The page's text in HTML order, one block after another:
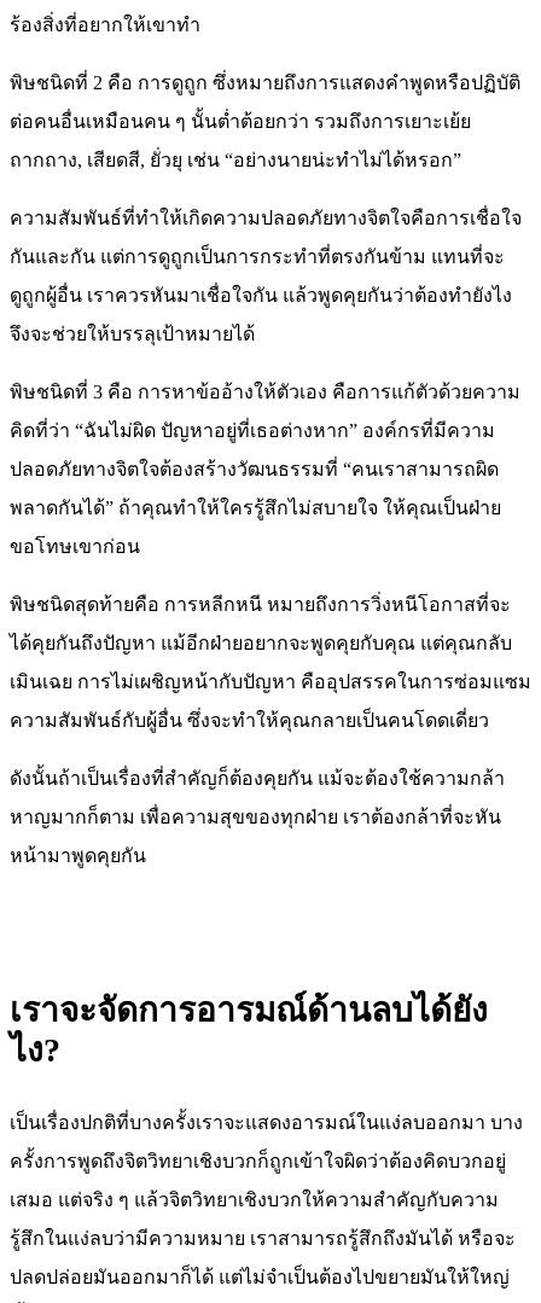
ร้องสิ่งที่อยากให้เขาทำ
พิษชนิดที่ 2 คือ การดูถูก ซึ่งหมายถึงการแสดงคำพูดหรือปฏิบัติ
ต่อคนอื่นเหมือนคน ๆ นั้นต่ำต้อยกว่า รวมถึงการเยาะเย้ย
ถากถาง, เสียดสี, ยั่วยุ เช่น “อย่างนายน่ะทำไม่ได้หรอก”
ความสัมพันธ์ที่ทำให้เกิดความปลอดภัยทางจิตใจคือการเชื่อใจ
กันและกัน แต่การดูถูกเป็นการกระทำที่ตรงกันข้าม แทนที่จะ
ดูถูกผู้อื่น เราควรหันมาเชื่อใจกัน แล้วพูดคุยกันว่าต้องทำยังไง
จึงจะช่วยให้บรรลุเป้าหมายได้
พิษชนิดที่ 3 คือ การหาข้ออ้างให้ตัวเอง คือการแก้ตัวด้วยความ
คิดที่ว่า “ฉันไม่ผิด ปัญหาอยู่ที่เธอต่างหาก” องค์กรที่มีความ
ปลอดภัยทางจิตใจต้องสร้างวัฒนธรรมที่ “คนเราสามารถผิด
พลาดกันได้” ถ้าคุณทำให้ใครรู้สึกไม่สบายใจ ให้คุณเป็นฝ่าย
ขอโทษเขาก่อน
พิษชนิดสุดท้ายคือ การหลีกหนี หมายถึงการวิ่งหนีโอกาสที่จะ
ได้คุยกันถึงปัญหา แม้อีกฝ่ายอยากจะพูดคุยกับคุณ แต่คุณกลับ
เมินเฉย การไม่เผชิญหน้ากับปัญหา คืออุปสรรคในการซ่อมแซม
ความสัมพันธ์กับผู้อื่น ซึ่งจะทำให้คุณกลายเป็นคนโดดเดี่ยว
ดังนั้นถ้าเป็นเรื่องที่สำคัญก็ต้องคุยกัน แม้จะต้องใช้ความกล้า
หาญมากก็ตาม เพื่อความสุขของทุกฝ่าย เราต้องกล้าที่จะหัน
หน้ามาพูดคุยกัน
เราจะจัดการอารมณ์ด้านลบได้ยัง
ไง?
เป็นเรื่องปกติที่บางครั้งเราจะแสดงอารมณ์ในแง่ลบออกมา บาง
ครั้งการพูดถึงจิตวิทยาเชิงบวกก็ถูกเข้าใจผิดว่าต้องคิดบวกอยู่
เสมอ แต่จริง ๆ แล้วจิตวิทยาเชิงบวกให้ความสำคัญกับความ
รู้สึกในแง่ลบว่ามีความหมาย เราสามารถรู้สึกถึงมันได้ หรือจะ
ปลดปล่อยมันออกมาก็ได้ แต่ไม่จำเป็นต้องไปขยายมันให้ใหญ่